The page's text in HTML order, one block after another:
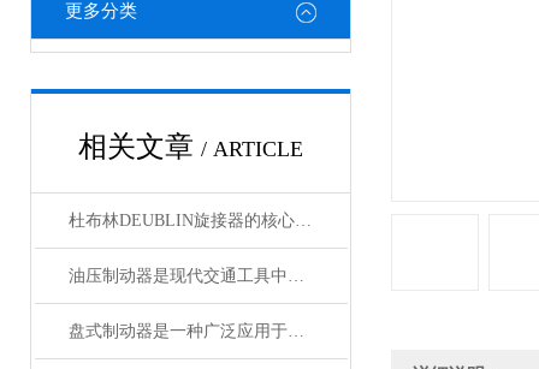
更多分类
相关文章 / ARTICLE
杜布林DEUBLIN旋接器的核心在于转子与外壳之间的相对旋转
油压制动器是现代交通工具中常见的制动系统
盘式制动器是一种广泛应用于各类车辆和机械设备的制动系统